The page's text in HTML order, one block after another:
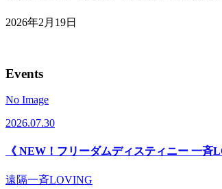
2026年2月19日
Events
No Image
2026.07.30
《 NEW！フリーダムディスティニー 一斉
遠隔一斉LOVING